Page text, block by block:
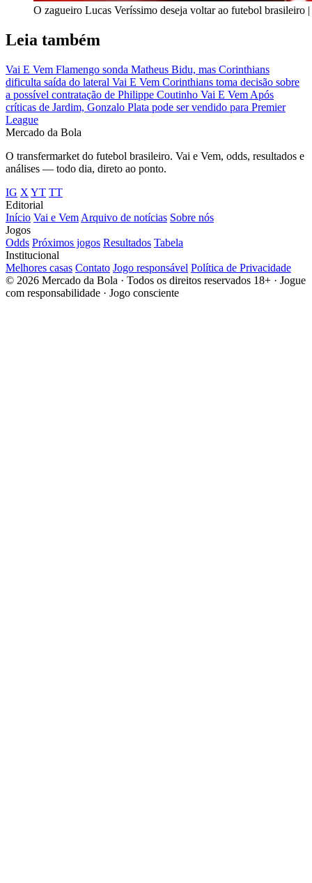
O zagueiro Lucas Veríssimo deseja voltar ao futebol brasileiro
Leia também
Vai E Vem Flamengo sonda Matheus Bidu, mas Corinthians
dificulta saída do lateral Vai E Vem Corinthians toma decisão sobre
a possível contratação de Philippe Coutinho Vai E Vem Após
críticas de Jardim, Gonzalo Plata pode ser vendido para Premier
League
Mercado da Bola
O transfermarket do futebol brasileiro. Vai e Vem, odds, resultados e
análises — todo dia, direto ao ponto.
IG X YT TT
Editorial
Início Vai e Vem Arquivo de notícias Sobre nós
Jogos
Odds Próximos jogos Resultados Tabela
Institucional
Melhores casas Contato Jogo responsável Política de Privacidade
© 2026 Mercado da Bola · Todos os direitos reservados 18+ · Jogue
com responsabilidade · Jogo consciente